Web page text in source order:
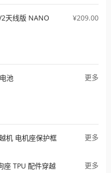
天线版 NANO
¥209.00
池
更多
机 电机座保护框
更多
座 TPU 配件穿越
更多